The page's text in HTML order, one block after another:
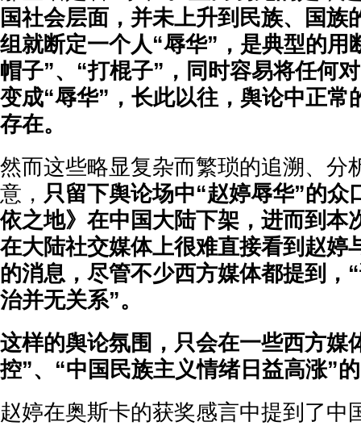
国社会层面，并未上升到民族、国族
组就断定一个人“辱华”，是典型的用
帽子”、“打棍子”，同时容易将任何
变成“辱华”，长此以往，舆论中正常
存在。
然而这些略显复杂而繁琐的追溯、分
意， 只留下舆论场中“赵婷辱华”的众
依之地》在中国大陆下架，进而到本
在大陆社交媒体上很难直接看到赵婷
的消息，尽管不少西方媒体都提到，
治并无关系”。
这样的舆论氛围，只会在一些西方媒
控”、“中国民族主义情绪日益高涨”
赵婷在奥斯卡的获奖感言中提到了中